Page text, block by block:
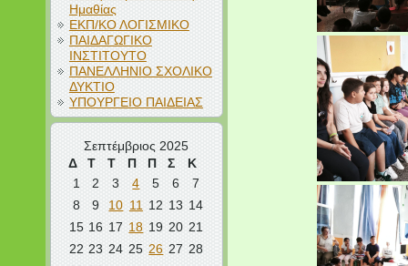
Ημαθίας
ΕΚΠ/ΚΟ ΛΟΓΙΣΜΙΚΟ
ΠΑΙΔΑΓΩΓΙΚΟ
ΙΝΣΤΙΤΟΥΤΟ
ΠΑΝΕΛΛΗΝΙΟ ΣΧΟΛΙΚΟ
ΔΥΚΤΙΟ
ΥΠΟΥΡΓΕΙΟ ΠΑΙΔΕΙΑΣ
Σεπτέμβριος 2025
Δ
Τ Τ Π Π Σ Κ
1 2 3 4 5 6
7
8
9 10 11 12 13 14
15 16 17 18 19 20 21
22 23 24 25 26 27 28